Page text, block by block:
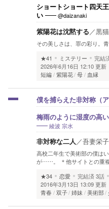
ショートショート四天
い
@daizanaki
​紫陽花は沈黙する／黒
その美しさは、罪の彩り。
★41
ミステリー 完結
2026年6月16日 12:10 更新
短編 紫陽花 母 血縁
僕を捕らえた非対称（
梅雨のように湿度の高
綾波 宗水
非対称な二人／吾妻栄子
高校二年生で美術部の僕は
が……。 ＊他サイトとの重複
★34
恋愛 完結済3話
2016年3月13日 13:09 更新
青春
双子 姉妹 美術部